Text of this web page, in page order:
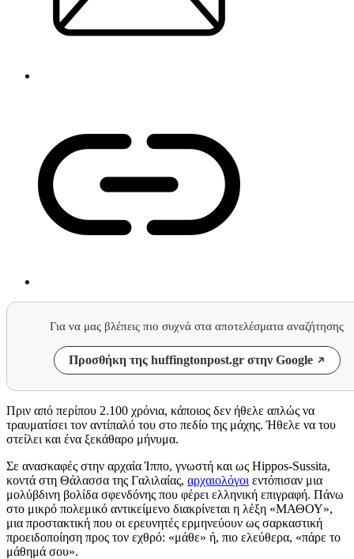
Για να μας βλέπεις πιο συχνά στα αποτελέσματα αναζήτησης
Προσθήκη της huffingtonpost.gr στην Google
Πριν από περίπου 2.100 χρόνια, κάποιος δεν ήθελε απλώς να
τραυματίσει τον αντίπαλό του στο πεδίο της μάχης. Ήθελε να του
στείλει και ένα ξεκάθαρο μήνυμα.
Σε ανασκαφές στην αρχαία Ίππο, γνωστή και ως Hippos-Sussita,
κοντά στη Θάλασσα της Γαλιλαίας, αρχαιολόγοι εντόπισαν μια
μολύβδινη βολίδα σφενδόνης που φέρει ελληνική επιγραφή. Πάνω
στο μικρό πολεμικό αντικείμενο διακρίνεται η λέξη «ΜΑΘΟΥ»,
μια προστακτική που οι ερευνητές ερμηνεύουν ως σαρκαστική
προειδοποίηση προς τον εχθρό: «μάθε» ή, πιο ελεύθερα, «πάρε το
μάθημά σου».